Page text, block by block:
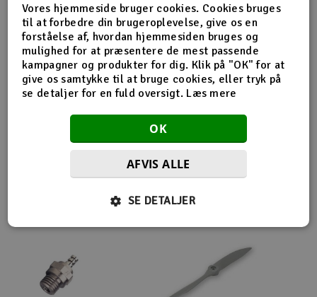
Scooter & elkøretøj
Slot racing
Smarthjem, leg og hobby
Solenergi
Værktøj, udstyr og tilbehør
Produkt information
APC 17x12
Flere så også med
Vores hjemmeside bruger cookies. Cookies bruges
til at forbedre din brugeroplevelse, give os en
forståelse af, hvordan hjemmesiden bruges og
mulighed for at præsentere de mest passende
kampagner og produkter for dig. Klik på "OK" for at
give os samtykke til at bruge cookies, eller tryk på
se detaljer for en fuld oversigt. Læs mere
OK
AFVIS ALLE
SE DETALJER